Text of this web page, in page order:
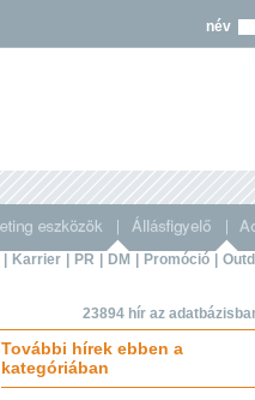
név
Karrier PR DM Promóció
23894 hír az
További hírek ebben a
kategóriában